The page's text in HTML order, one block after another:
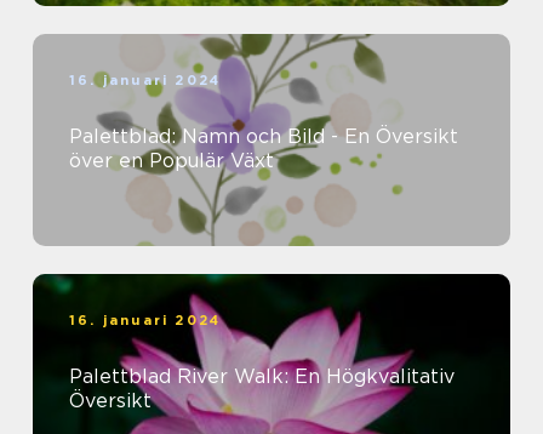
16. januari 2024
Palettblad: Namn och Bild - En Översikt
över en Populär Växt
16. januari 2024
Palettblad River Walk: En Högkvalitativ
Översikt